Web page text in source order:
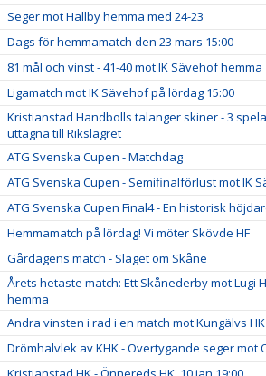
Seger mot Hallby hemma med 24-23
Dags för hemmamatch den 23 mars 15:00
81 mål och vinst - 41-40 mot IK Sävehof hemma
Ligamatch mot IK Sävehof på lördag 15:00
Kristianstad Handbolls talanger skiner - 3
uttagna till Rikslägret
ATG Svenska Cupen - Matchdag
ATG Svenska Cupen - Semifinalförlust mot IK
ATG Svenska Cupen Final4 - En historisk
Hemmamatch på lördag! Vi möter Skövde HF
Gårdagens match - Slaget om Skåne
Årets hetaste match: Ett Skånederby mot Lugi
hemma
Andra vinsten i rad i en match mot Kungälvs
Drömhalvlek av KHK - Övertygande seger mot